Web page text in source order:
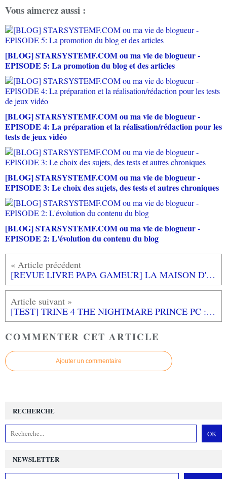
Vous aimerez aussi :
[BLOG] STARSYSTEMF.COM ou ma vie de blogueur -
EPISODE 5: La promotion du blog et des articles
[BLOG] STARSYSTEMF.COM ou ma vie de blogueur -
EPISODE 4: La préparation et la réalisation/rédaction pour les
tests de jeux vidéo
[BLOG] STARSYSTEMF.COM ou ma vie de blogueur -
EPISODE 3: Le choix des sujets, des tests et autres chroniques
[BLOG] STARSYSTEMF.COM ou ma vie de blogueur -
EPISODE 2: L'évolution du contenu du blog
[REVUE LIVRE PAPA GAMEUR] LA MAISON D'HONORE d'Iris MOUY aux éditions L'ECOLE DES LOISIRS
[TEST] TRINE 4 THE NIGHTMARE PRINCE PC : la formule magique ne change pas et marche toujours
COMMENTER CET ARTICLE
Ajouter un commentaire
NEWSLETTER
RECHERCHE